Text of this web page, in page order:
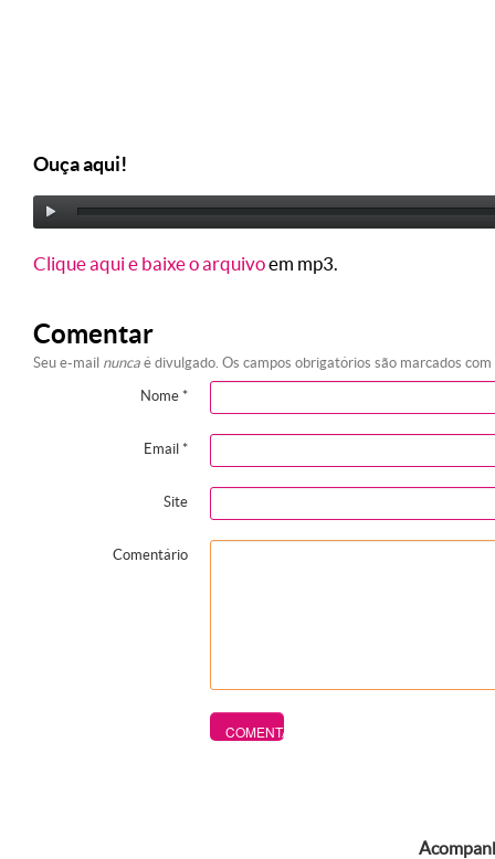
Ouça aqui!
Clique aqui e baixe o arquivoem mp3.
Comentar
Seu e-mail nunca é divulgado. Os campos obrigatórios são marcados com
Nome *
Email *
Site
Comentário